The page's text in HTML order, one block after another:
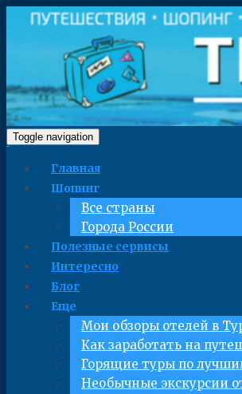
Toggle navigation
Главная
Шопинг
Все страны
Города России
Полезные сервисы
Интересно
Блог
Еще
Мои обзоры отелей в
Как заработать на
Горящие туры по
Необычные экскурсии